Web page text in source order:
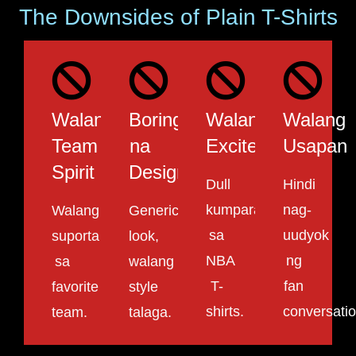
The Downsides of Plain T-Shirts
Walang
Team
Spirit
Walang
suporta
sa
favorite
team.
Boring
na
Design
Generic
look,
walang
style
talaga.
Walang
Excitement
Dull
kumpara
sa
NBA
T-
shirts.
Walang
Usapan
Hindi
nag-
uudyok
ng
fan